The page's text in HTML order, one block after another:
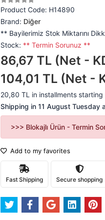
Product Code: H14890
Brand: Diğer
** Bayilerimiz Stok Miktarını
Stock: ** Termin Sorunuz **
86,67 TL (Net -
104,01 TL (Net -
20,80 TL in installments starting
Shipping in 11 August Tuesday
>>> Blokajlı Ürün - Termin
Add to my favorites
Fast Shipping Secure shopping